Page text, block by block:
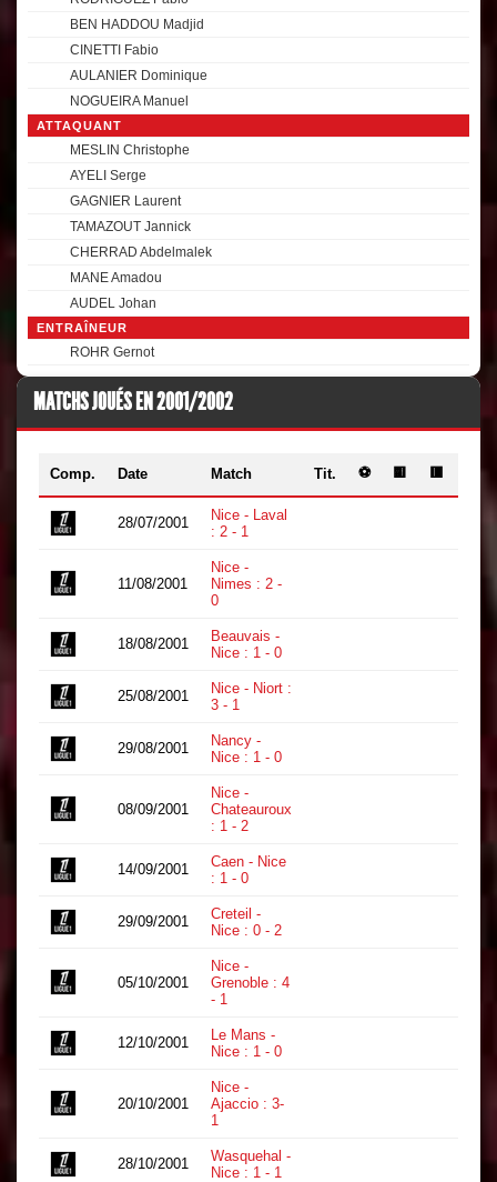
BEN HADDOU Madjid
CINETTI Fabio
AULANIER Dominique
NOGUEIRA Manuel
ATTAQUANT
MESLIN Christophe
AYELI Serge
GAGNIER Laurent
TAMAZOUT Jannick
CHERRAD Abdelmalek
MANE Amadou
AUDEL Johan
ENTRAÎNEUR
ROHR Gernot
MATCHS JOUÉS EN 2001/2002
Comp. Date Match Tit. ⚽ 🟨 🟥
28/07/2001
Nice - Laval
: 2 - 1
11/08/2001
Nice -
Nimes : 2 -
0
18/08/2001
Beauvais -
Nice : 1 - 0
25/08/2001
Nice - Niort :
3 - 1
29/08/2001
Nancy -
Nice : 1 - 0
08/09/2001
Nice -
Chateauroux
: 1 - 2
14/09/2001
Caen - Nice
: 1 - 0
29/09/2001
Creteil -
Nice : 0 - 2
05/10/2001
Nice -
Grenoble : 4
- 1
12/10/2001
Le Mans -
Nice : 1 - 0
20/10/2001
Nice -
Ajaccio : 3-
1
28/10/2001
Wasquehal -
Nice : 1 - 1